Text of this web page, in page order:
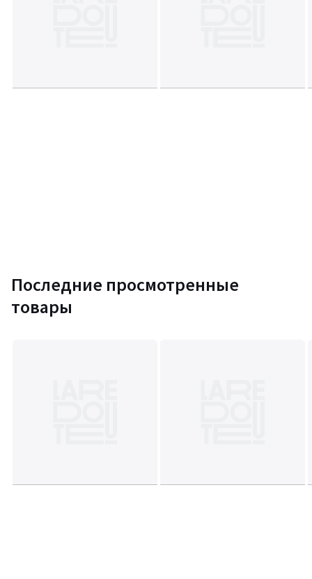
Последние просмотренные
товары